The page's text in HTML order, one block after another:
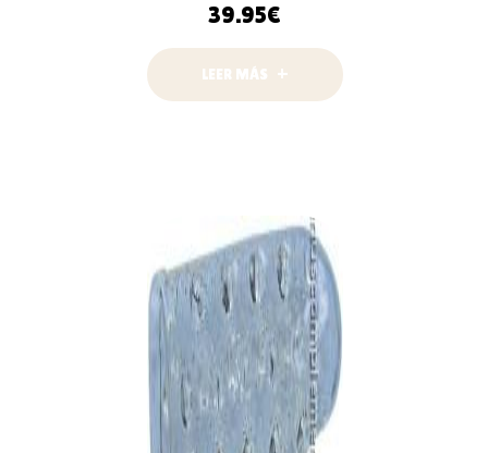
39.95€
LEER MÁS
AÑADIR
AL
CARRITO